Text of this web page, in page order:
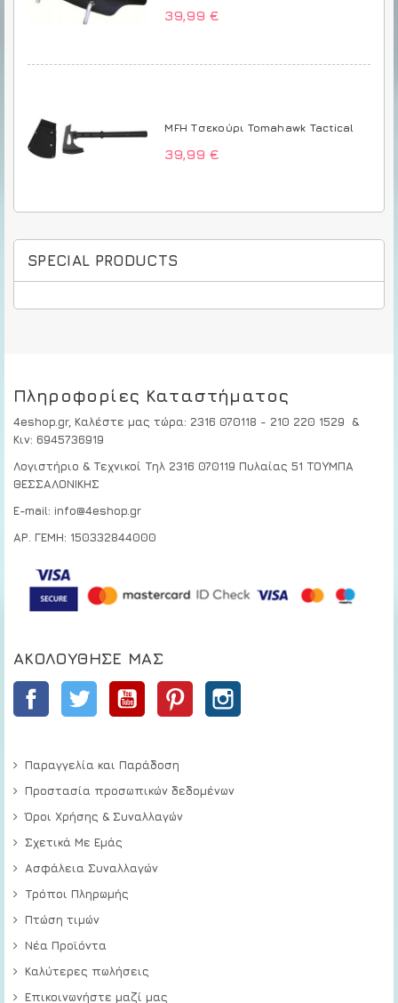
39,99 €
MFH Τσεκούρι Tomahawk Tactical
39,99 €
SPECIAL PRODUCTS
Πληροφορίες Καταστήματος
4eshop.gr, Καλέστε μας τώρα: 2316 070118 - 210 220 1529
&
Κιν: 6945736919
Λογιστήριο & Τεχνικοί Τηλ 2316 070119 Πυλαίας 51 ΤΟΥΜΠΑ
ΘΕΣΣΑΛΟΝΙΚΗΣ
E-mail: info@4eshop.gr
ΑΡ. ΓΕΜΗ: 150332844000
ΑΚΟΛΟΎΘΗΣΕ ΜΑΣ
Facebook Twitter YouTube Pinterest
Παραγγελία και Παράδοση
Προστασία προσωπικών δεδομένων
Όροι Χρήσης & Συναλλαγών
Σχετικά Με Εμάς
Ασφάλεια Συναλλαγών
Τρόποι Πληρωμής
Πτώση τιμών
Νέα Προϊόντα
Καλύτερες πωλήσεις
Επικοινωνήστε μαζί μας